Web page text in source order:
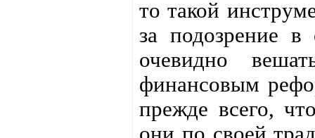
то такой
за подозрение в
очевидно
финансовым
прежде всего,